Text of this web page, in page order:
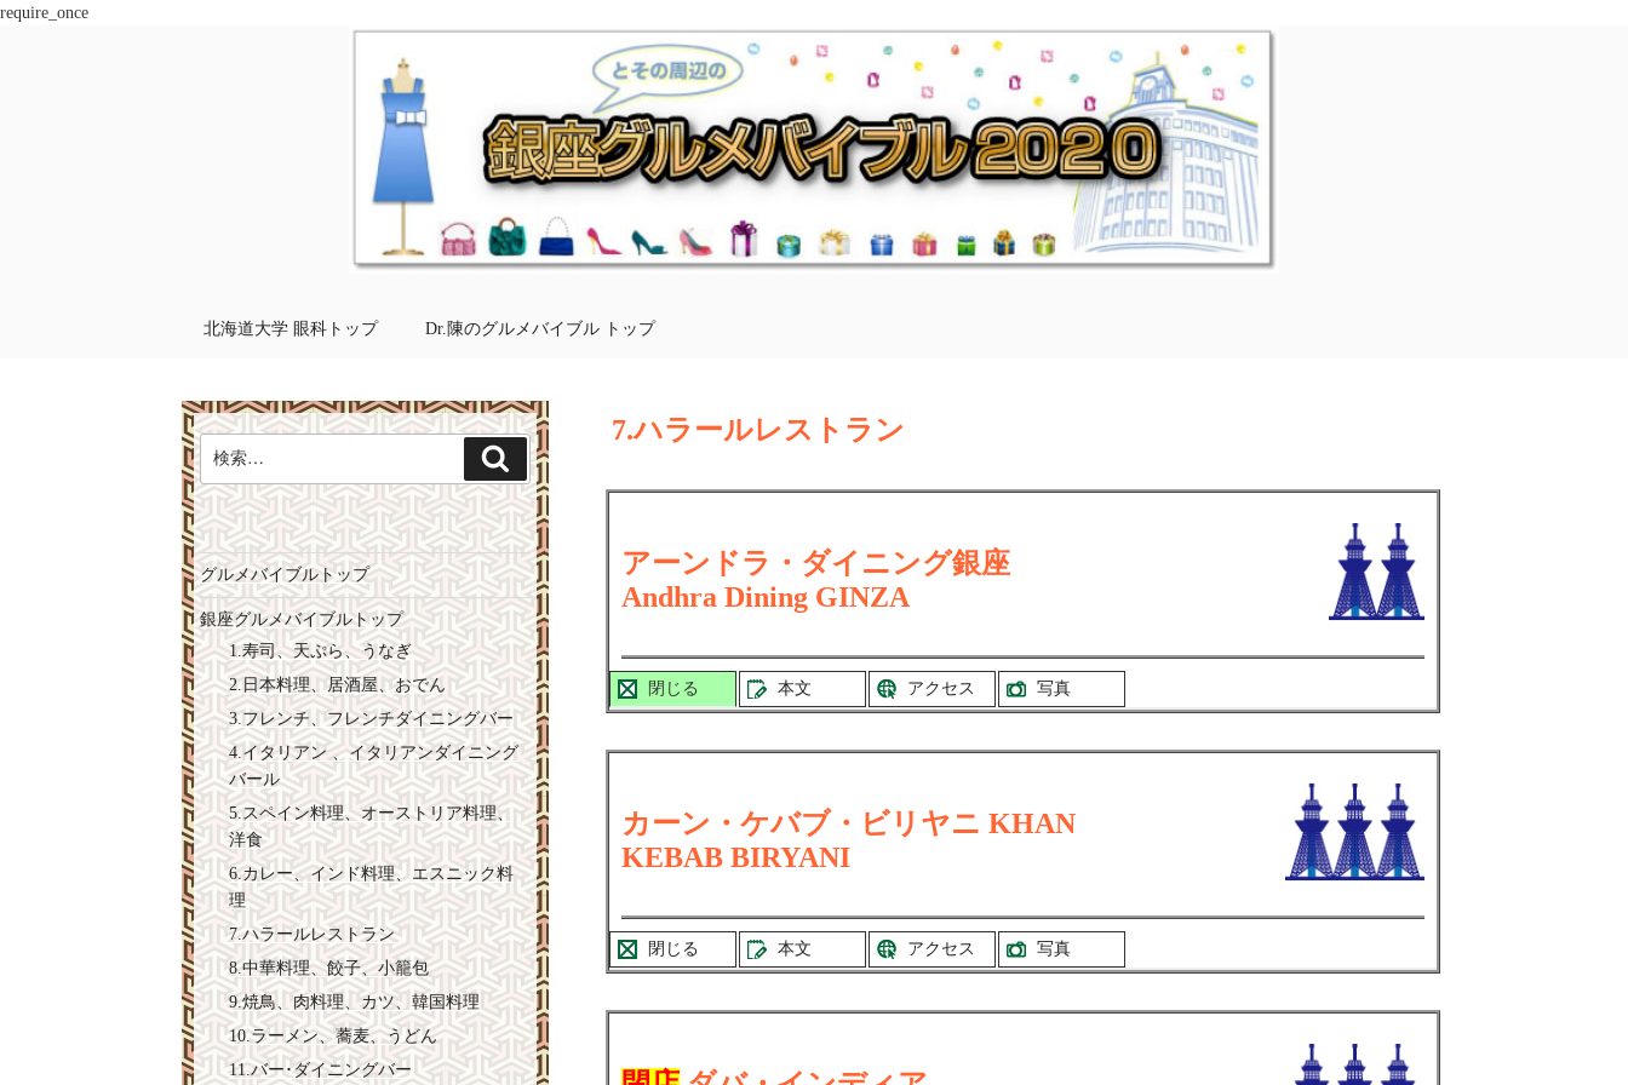
require_once
北海道大学 眼科トップ Dr.陳のグルメバイブル トップ
7.ハラールレストラン
アーンドラ・ダイニング銀座
Andhra Dining GINZA
閉じる 本文 アクセス 写真
カーン・ケバブ・ビリヤニ KHAN
KEBAB BIRYANI
閉じる 本文 アクセス 写真
検
索:
索
グルメバイブルトップ
銀座グルメバイブルトップ
1.寿司、天ぷら、うなぎ
2.日本料理、居酒屋、おでん
3.フレンチ、フレンチダイニングバー
4.イタリアン 、イタリアンダイニング
バール
5.スペイン料理、オーストリア料理、
洋食
6.カレー、インド料理、エスニック料
理
7.ハラールレストラン
8.中華料理、餃子、小籠包
9.焼鳥、肉料理、カツ、韓国料理
10.ラーメン、蕎麦、うどん
11.バー･ダイニングバー